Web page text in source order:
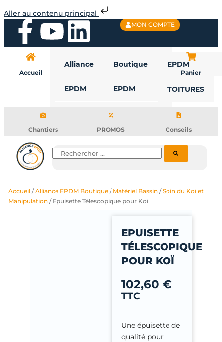
Aller au contenu principal
au
contenuF
a
c
b
o
o
k
Y
o
u
u
b
L
i
n
d
n
MON COMPTE
Accueil
Alliance
EPDM
Boutique
EPDM
EPDM
TOITURES
Panier
Chantiers PROMOS Conseils
Rechercher
Accueil/Alliance EPDM Boutique/ Matériel Bassin/Soin du Koï et
Manipulation/ Epuisette Télescopique pour Koï
EPUISETTE
TÉLESCOPIQUE
POUR KOÏ
102,60 €
TTC
Une épuisette de
qualité pour